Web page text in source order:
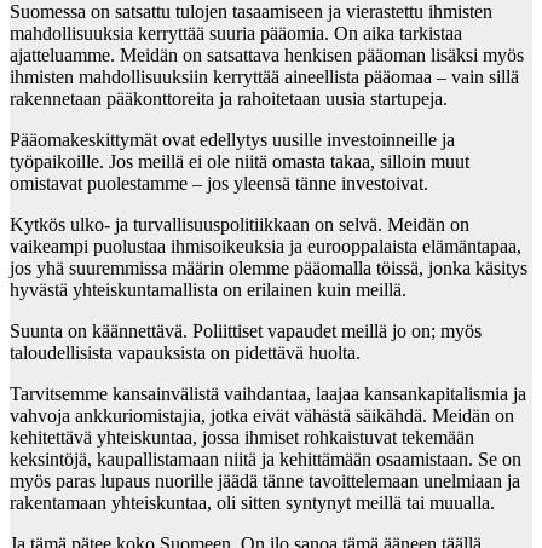
Suomessa on satsattu tulojen tasaamiseen ja vierastettu ihmisten
mahdollisuuksia kerryttää suuria pääomia. On aika tarkistaa
ajatteluamme. Meidän on satsattava henkisen pääoman lisäksi myös
ihmisten mahdollisuuksiin kerryttää aineellista pääomaa – vain sillä
rakennetaan pääkonttoreita ja rahoitetaan uusia startupeja.
Pääomakeskittymät ovat edellytys uusille investoinneille ja
työpaikoille. Jos meillä ei ole niitä omasta takaa, silloin muut
omistavat puolestamme – jos yleensä tänne investoivat.
Kytkös ulko- ja turvallisuuspolitiikkaan on selvä. Meidän on
vaikeampi puolustaa ihmisoikeuksia ja eurooppalaista elämäntapaa,
jos yhä suuremmissa määrin olemme pääomalla töissä, jonka käsitys
hyvästä yhteiskuntamallista on erilainen kuin meillä.
Suunta on käännettävä. Poliittiset vapaudet meillä jo on; myös
taloudellisista vapauksista on pidettävä huolta.
Tarvitsemme kansainvälistä vaihdantaa, laajaa kansankapitalismia ja
vahvoja ankkuriomistajia, jotka eivät vähästä säikähdä. Meidän on
kehitettävä yhteiskuntaa, jossa ihmiset rohkaistuvat tekemään
keksintöjä, kaupallistamaan niitä ja kehittämään osaamistaan. Se on
myös paras lupaus nuorille jäädä tänne tavoittelemaan unelmiaan ja
rakentamaan yhteiskuntaa, oli sitten syntynyt meillä tai muualla.